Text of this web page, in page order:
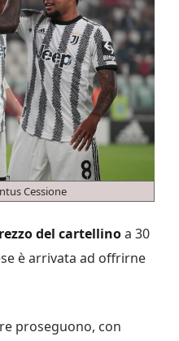
Cessione
del cartellinoa 30
è arrivata ad offrirne
proseguono, con